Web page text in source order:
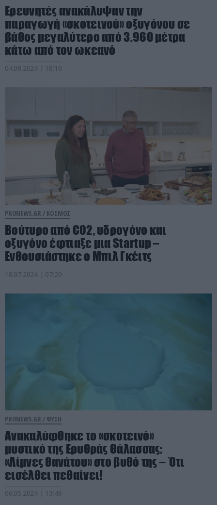
Ερευνητές ανακάλυψαν την
παραγωγή «σκοτεινού» οξυγόνου σε
βάθος μεγαλύτερο από 3.960 μέτρα
κάτω από τον ωκεανό
04.08.2024 | 16:10
PRONEWS.GR / ΚΟΣΜΟΣ
Βούτυρο από CO2, υδρογόνο και
οξυγόνο έφτιαξε μια Startup –
Ενθουσιάστηκε ο Μπιλ Γκέιτς
18.07.2024 | 07:20
PRONEWS.GR / ΦΥΣΗ
Ανακαλύφθηκε το «σκοτεινό»
μυστικό της Ερυθράς Θάλασσας:
«Λίμνες θανάτου» στο βυθό της – Ότι
εισέλθει πεθαίνει!
06.05.2024 | 13:46